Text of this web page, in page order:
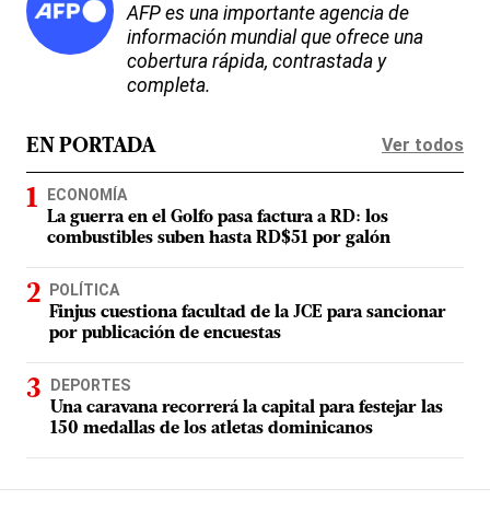
AFP es una importante agencia de
información mundial que ofrece una
cobertura rápida, contrastada y
completa.
EN PORTADA Ver todos
ECONOMÍA
La guerra en el Golfo pasa factura a RD: los
combustibles suben hasta RD$51 por galón
POLÍTICA
Finjus cuestiona facultad de la JCE para sancionar
por publicación de encuestas
DEPORTES
Una caravana recorrerá la capital para festejar las
150 medallas de los atletas dominicanos